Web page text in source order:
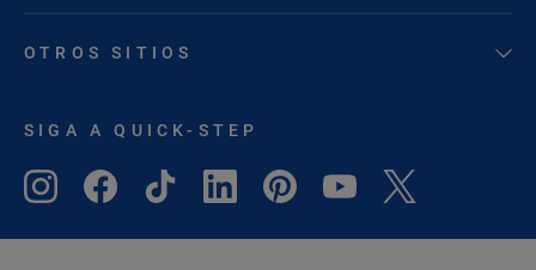
OTROS SITIOS
SIGA A QUICK-STEP